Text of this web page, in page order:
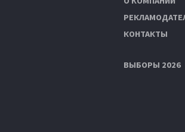
КОНТАКТЫ
ВЫБОРЫ 2026